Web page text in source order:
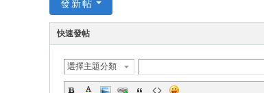
發新帖
快速發帖
選擇主題分類